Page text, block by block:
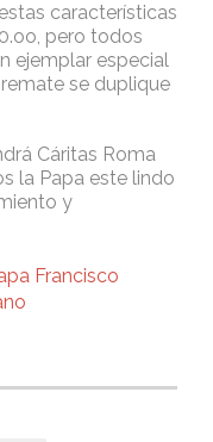
características
pero todos
ejemplar especial
se duplique
Cáritas Roma
la Papa este lindo
y
Francisco